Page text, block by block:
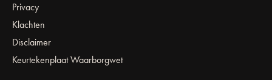
Privacy
Klachten
Disclaimer
Keurtekenplaat Waarborgwet